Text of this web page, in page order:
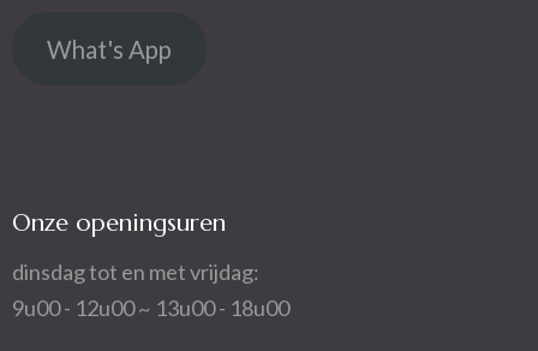
What's App
Onze openingsuren
dinsdag tot en met vrijdag:
9u00 - 12u00 ~ 13u00 - 18u00